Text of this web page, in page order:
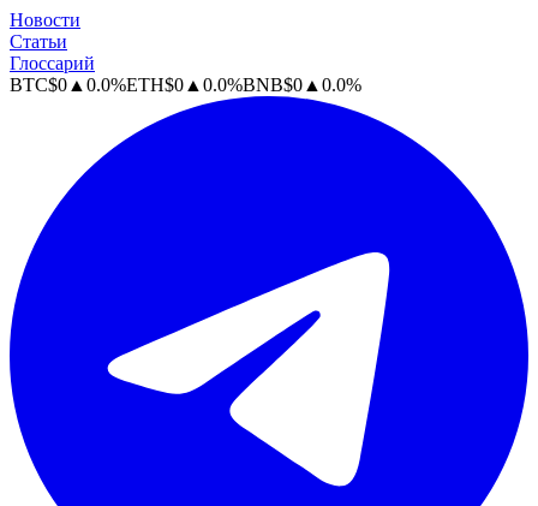
Новости
Статьи
Глоссарий
BTC$0 ▲ 0.0%ETH$0 ▲ 0.0%BNB$0 ▲ 0.0%